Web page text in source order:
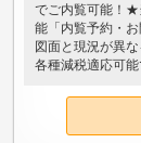
でご内覧可能！★
能「内覧予約・
図面と現況が異
各種減税適応可能